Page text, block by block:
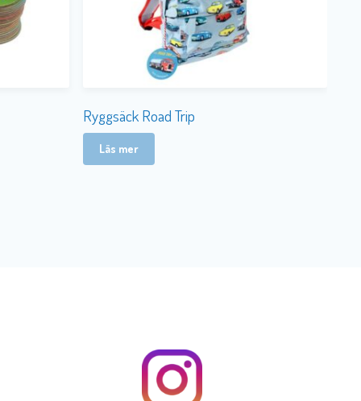
Ryggsäck Road Trip
Läs mer